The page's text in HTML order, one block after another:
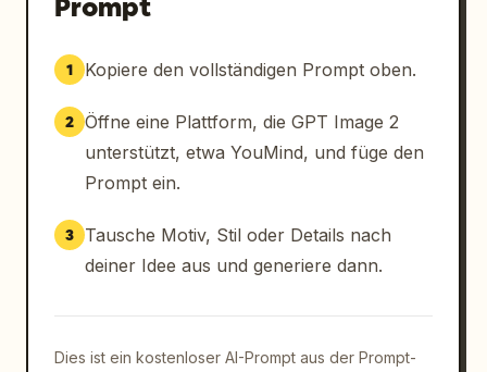
Prompt
1 Kopiere den vollständigen Prompt oben.
2 Öffne eine Plattform, die GPT Image 2
unterstützt, etwa YouMind, und füge den
Prompt ein.
3
Tausche Motiv, Stil oder Details nach
deiner Idee aus und generiere dann.
Dies ist ein kostenloser AI-Prompt aus der Prompt-